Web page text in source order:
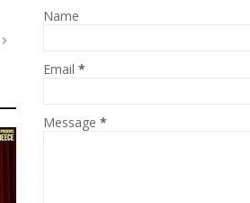
Name
Email *
Message *